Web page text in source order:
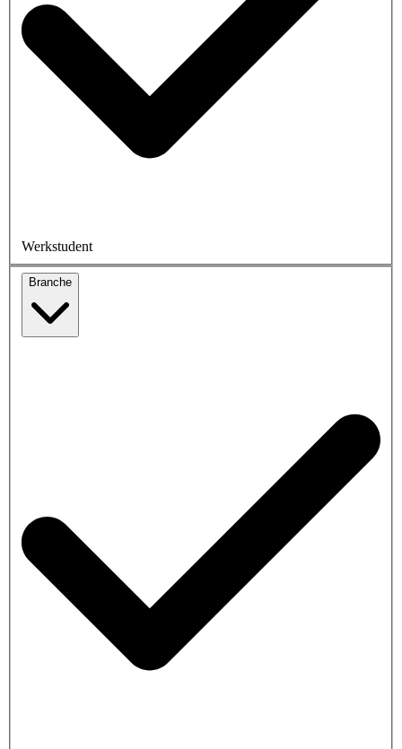
Werkstudent
Branche